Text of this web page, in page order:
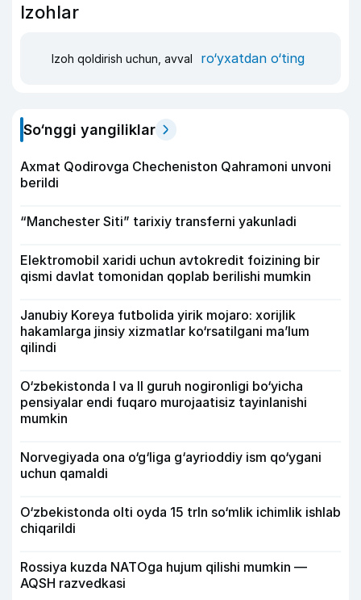
Izohlar
Izoh qoldirish uchun, avval ro‘yxatdan o‘ting
So‘nggi yangiliklar
Axmat Qodirovga Checheniston Qahramoni unvoni
berildi
“Manchester Siti” tarixiy transferni yakunladi
Elektromobil xaridi uchun avtokredit foizining bir
qismi davlat tomonidan qoplab berilishi mumkin
Janubiy Koreya futbolida yirik mojaro: xorijlik
hakamlarga jinsiy xizmatlar ko‘rsatilgani ma’lum
qilindi
O‘zbekistonda I va II guruh nogironligi bo‘yicha
pensiyalar endi fuqaro murojaatisiz tayinlanishi
mumkin
Norvegiyada ona o‘g‘liga g‘ayrioddiy ism qo‘ygani
uchun qamaldi
O‘zbekistonda olti oyda 15 trln so‘mlik ichimlik ishlab
chiqarildi
Rossiya kuzda NATOga hujum qilishi mumkin —
AQSH razvedkasi